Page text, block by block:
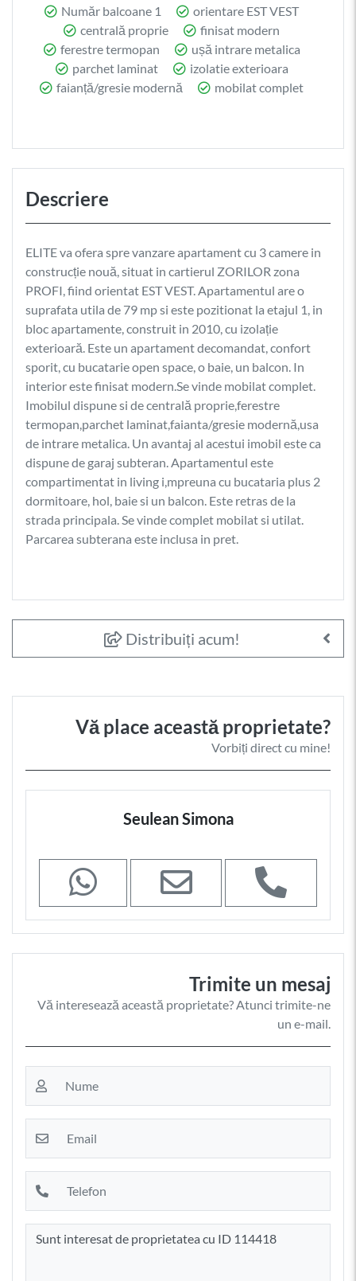
Număr balcoane 1
orientare EST VEST
centrală proprie
finisat modern
ferestre termopan
ușă intrare metalica
parchet laminat
izolatie exterioara
faianță/gresie modernă
mobilat complet
Descriere
ELITE va ofera spre vanzare apartament cu 3 camere in
construcție nouă, situat in cartierul ZORILOR zona
PROFI, fiind orientat EST VEST. Apartamentul are o
suprafata utila de 79 mp si este pozitionat la etajul 1, in
bloc apartamente, construit in 2010, cu izolație
exterioară. Este un apartament decomandat, confort
sporit, cu bucatarie open space, o baie, un balcon. In
interior este finisat modern.Se vinde mobilat complet.
Imobilul dispune si de centrală proprie,ferestre
termopan,parchet laminat,faianta/gresie modernă,usa
de intrare metalica. Un avantaj al acestui imobil este ca
dispune de garaj subteran. Apartamentul este
compartimentat in living i,mpreuna cu bucataria plus 2
dormitoare, hol, baie si un balcon. Este retras de la
strada principala. Se vinde complet mobilat si utilat.
Parcarea subterana este inclusa in pret.
Distribuiți acum!
Vă place această proprietate?
Vorbiți direct cu mine!
Seulean Simona
Trimite un mesaj
Vă interesează această proprietate? Atunci trimite-ne
un e-mail.